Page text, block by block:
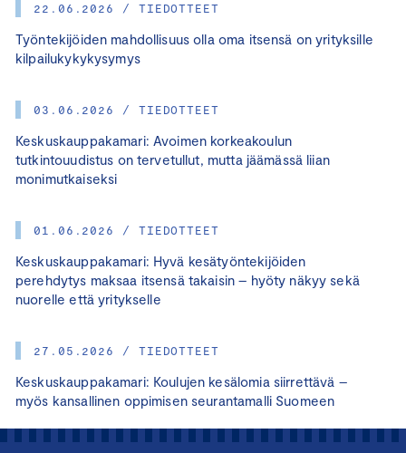
22.06.2026 / TIEDOTTEET
Työntekijöiden mahdollisuus olla oma itsensä on yrityksille
kilpailukykykysymys
03.06.2026 / TIEDOTTEET
Keskuskauppakamari: Avoimen korkeakoulun
tutkintouudistus on tervetullut, mutta jäämässä liian
monimutkaiseksi
01.06.2026 / TIEDOTTEET
Keskuskauppakamari: Hyvä kesätyöntekijöiden
perehdytys maksaa itsensä takaisin – hyöty näkyy sekä
nuorelle että yritykselle
27.05.2026 / TIEDOTTEET
Keskuskauppakamari: Koulujen kesälomia siirrettävä –
myös kansallinen oppimisen seurantamalli Suomeen